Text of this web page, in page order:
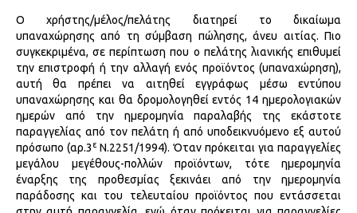
Ο χρήστης/μέλος/πελάτης διατηρεί το δικαίωμα
υπαναχώρησης από τη σύμβαση πώλησης, άνευ αιτίας. Πιο
συγκεκριμένα, σε περίπτωση που ο πελάτης λιανικής επιθυμεί
την επιστροφή ή την αλλαγή ενός προϊόντος (υπαναχώρηση),
αυτή θα πρέπει να αιτηθεί εγγράφως μέσω εντύπου
υπαναχώρησης και θα δρομολογηθεί εντός 14 ημερολογιακών
ημερών από την ημερομηνία παραλαβής της εκάστοτε
παραγγελίας από τον πελάτη ή από υποδεικνυόμενο εξ αυτού
πρόσωπο (αρ.3 ε Ν.2251/1994). Όταν πρόκειται για παραγγελίες
μεγάλου μεγέθους-πολλών προϊόντων, τότε ημερομηνία
έναρξης της προθεσμίας ξεκινάει από την ημερομηνία
παράδοσης και του τελευταίου προϊόντος που εντάσσεται